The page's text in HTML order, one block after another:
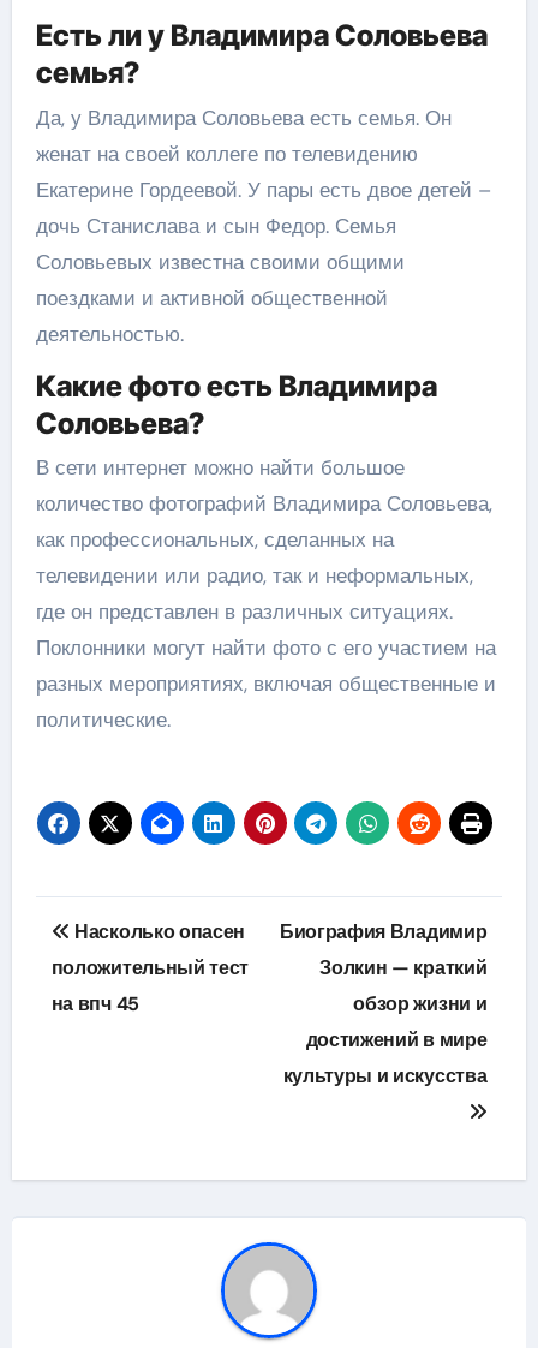
Есть ли у Владимира Соловьева
семья?
Да, у Владимира Соловьева есть семья. Он
женат на своей коллеге по телевидению
Екатерине Гордеевой. У пары есть двое детей –
дочь Станислава и сын Федор. Семья
Соловьевых известна своими общими
поездками и активной общественной
деятельностью.
Какие фото есть Владимира
Соловьева?
В сети интернет можно найти большое
количество фотографий Владимира Соловьева,
как профессиональных, сделанных на
телевидении или радио, так и неформальных,
где он представлен в различных ситуациях.
Поклонники могут найти фото с его участием на
разных мероприятиях, включая общественные и
политические.
Навигация
по
записям
Насколько опасен
положительный тест
на впч 45
Биография Владимир
Золкин — краткий
обзор жизни и
достижений в мире
культуры и искусства